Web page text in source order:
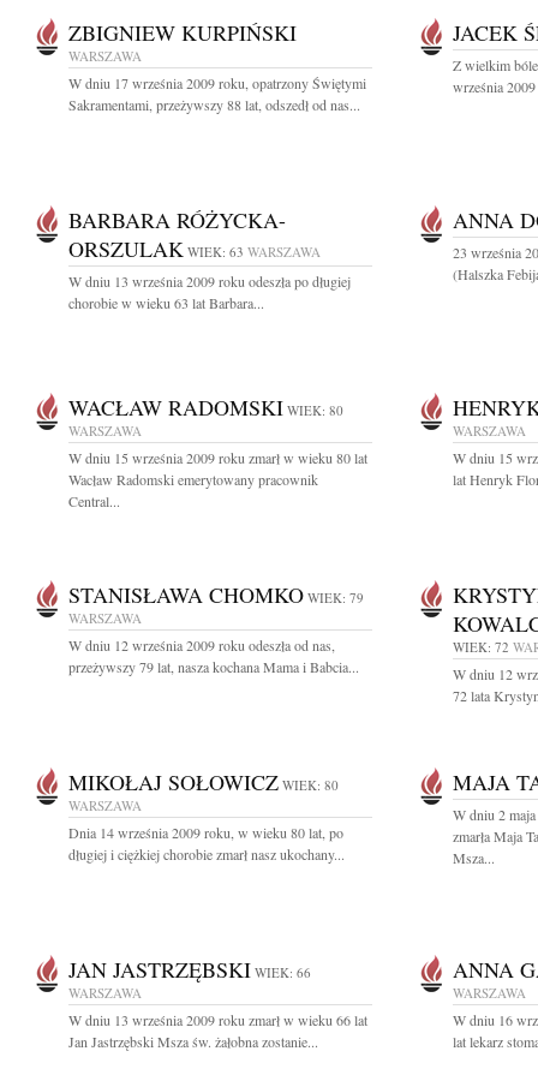
ZBIGNIEW KURPIŃSKI
WARSZAWA
W dniu 17 września 2009 roku, opatrzony Świętymi
Sakramentami, przeżywszy 88 lat, odszedł od nas...
JACEK
Z wielkim
września
BARBARA RÓŻYCKA-
ORSZULAK WIEK: 63 WARSZAWA
W dniu 13 września 2009 roku odeszła po długiej
chorobie w wieku 63 lat Barbara...
ANNA
23 września
(Halszka
WACŁAW RADOMSKI WIEK: 80
WARSZAWA
W dniu 15 września 2009 roku zmarł w wieku 80 lat
Wacław Radomski emerytowany pracownik
Central...
WARSZAWA
W dniu 15
lat Henryk
STANISŁAWA CHOMKO WIEK: 79
WARSZAWA
W dniu 12 września 2009 roku odeszła od nas,
przeżywszy 79 lat, nasza kochana Mama i Babcia...
WIEK: 72
W dniu 12
72 lata
MIKOŁAJ SOŁOWICZ WIEK: 80
WARSZAWA
Dnia 14 września 2009 roku, w wieku 80 lat, po
długiej i ciężkiej chorobie zmarł nasz ukochany...
MAJA
W dniu 2
zmarła Maja
Msza...
JAN JASTRZĘBSKI WIEK: 66
WARSZAWA
W dniu 13 września 2009 roku zmarł w wieku 66 lat
Jan Jastrzębski Msza św. żałobna zostanie...
ANNA
WARSZAWA
W dniu 16
lat lekarz